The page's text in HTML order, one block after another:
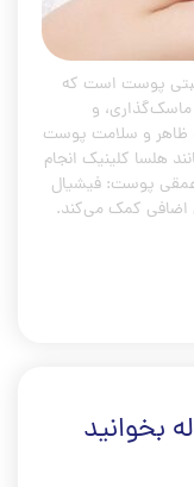
پوست است که
ماسک‌گذاری، و
ظاهر و سلامت پوست
هلسا کلینیک انجام
عمقی پوست: فیشیال
اضافی کمک می‌کند.
بخوانید